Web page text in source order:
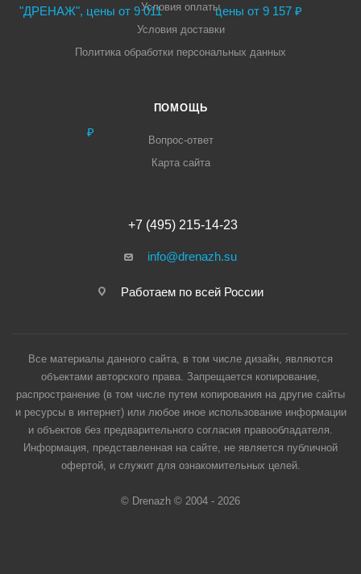
Условия оплаты
Условия доставки
Политика обработки персональных данных
ПОМОЩЬ
Вопрос-ответ
Карта сайта
+7 (495) 215-14-23
info@drenazh.su
Работаем по всей России
Все материалы данного сайта, в том числе дизайн, являются
объектами авторского права. Запрещается копирование,
распространение (в том числе путем копирования на другие сайты
и ресурсы в интернет) или любое иное использование информации
и объектов без предварительного согласия правообладателя.
Информация, представленная на сайте, не является публичной
офертой, и служит для ознакомительных целей.
© Drenazh © 2004 - 2026